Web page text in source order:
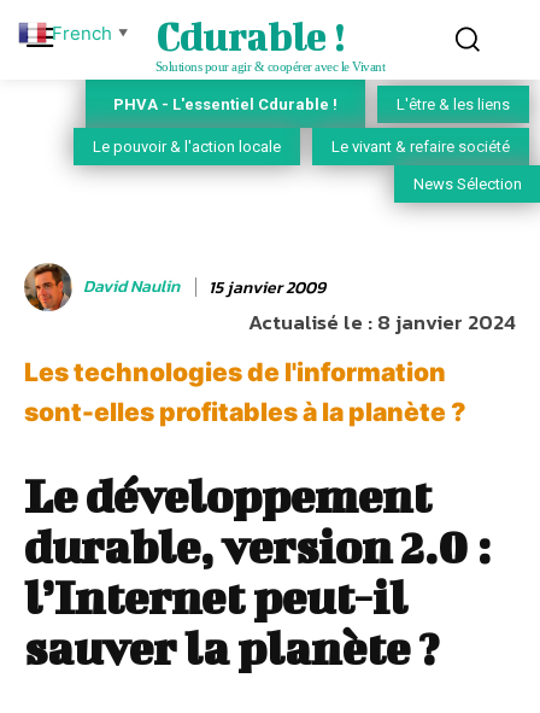
Cdurable !
Solutions pour agir & coopérer avec le Vivant
PHVA - L'essentiel Cdurable ! L'être & les liens
Le pouvoir & l'action locale Le vivant & refaire société
News Sélection
David Naulin 15 janvier 2009
Actualisé le :8 janvier 2024
Les technologies de l'information
sont-elles profitables à la planète ?
Le développement
durable, version 2.0 :
l’Internet peut-il
sauver la planète ?
French ▼